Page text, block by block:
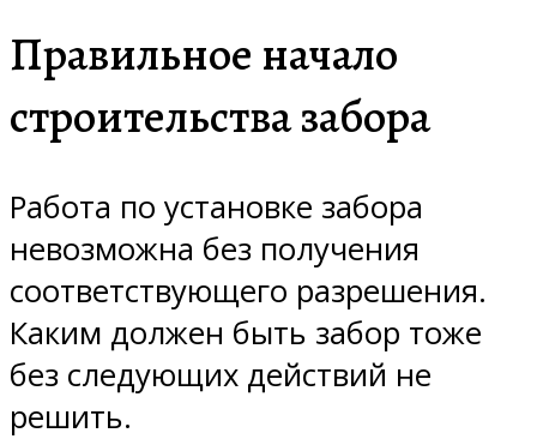
Правильное начало
строительства забора
Работа по установке забора
невозможна без получения
соответствующего разрешения.
Каким должен быть забор тоже
без следующих действий не
решить.